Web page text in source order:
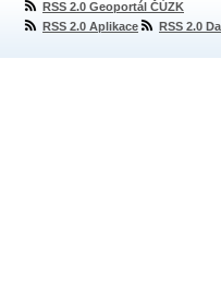
RSS 2.0 Geoportál ČÚZK
RSS 2.0 Aplikace
RSS 2.0